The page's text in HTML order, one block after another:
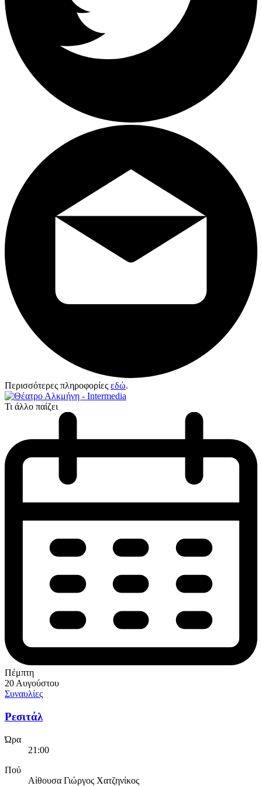
Περισσότερες πληροφορίες εδώ.
Τι άλλο παίζει
Πέμπτη
20 Αυγούστου
Συναυλίες
Ρεσιτάλ
Ώρα
21:00
Πού
Αίθουσα Γιώργος Χατζηνίκος